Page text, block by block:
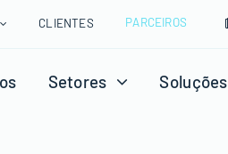
CLIENTES PARCEIROS
Setores Soluções